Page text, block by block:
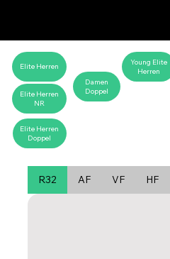
Elite Herren
Elite Herren
Elite Herren
Doppel
Damen
Doppel
Young Elite
Herren
R32 AF VF HF